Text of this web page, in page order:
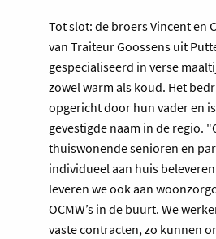
Tot slot: de broers Vincent en
van Traiteur Goossens uit
gespecialiseerd in verse
zowel warm als koud. Het
opgericht door hun vader en
gevestigde naam in de regio.
thuiswonende senioren en
individueel aan huis
leveren we ook aan
OCMW’s in de buurt. We
vaste contracten, zo kunnen